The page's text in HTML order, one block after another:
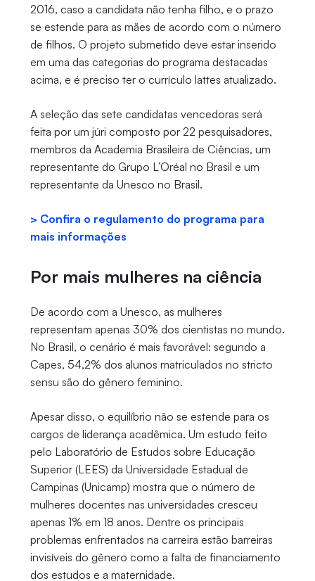
2016, caso a candidata não tenha filho, e o prazo
se estende para as mães de acordo com o número
de filhos. O projeto submetido deve estar inserido
em uma das categorias do programa destacadas
acima, e é preciso ter o currículo lattes atualizado.
A seleção das sete candidatas vencedoras será
feita por um júri composto por 22 pesquisadores,
membros da Academia Brasileira de Ciências, um
representante do Grupo L’Oréal no Brasil e um
representante da Unesco no Brasil.
> Confira o regulamento do programa para
mais informações
Por mais mulheres na ciência
De acordo com a Unesco, as mulheres
representam apenas 30% dos cientistas no mundo.
No Brasil, o cenário é mais favorável: segundo a
Capes, 54,2% dos alunos matriculados no stricto
sensu são do gênero feminino.
Apesar disso, o equilíbrio não se estende para os
cargos de liderança acadêmica. Um estudo feito
pelo Laboratório de Estudos sobre Educação
Superior (LEES) da Universidade Estadual de
Campinas (Unicamp) mostra que o número de
mulheres docentes nas universidades cresceu
apenas 1% em 18 anos. Dentre os principais
problemas enfrentados na carreira estão barreiras
invisíveis do gênero como a falta de financiamento
dos estudos e a maternidade.